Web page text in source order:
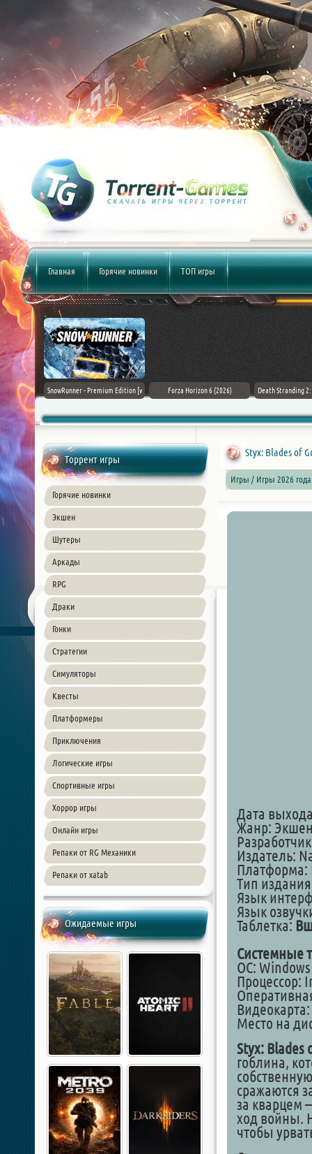
Главная Горячие новинки ТОП игры
Flag
PC
SnowRunner - Premium Edition [v
Forza Horizon 6 (2026) Death Stranding
Торрент игры
Горячие новинки
Экшен
Шутеры
Аркады
RPG
Драки
Гонки
Стратегии
Симуляторы
Квесты
Платформеры
Приключения
Логические игры
Спортивные игры
Хоррор игры
Онлайн игры
Репаки от RG Механики
Репаки от xatab
Ожидаемые игры
Styx: Blades of
Игры / Игры 2026
Дата
Жанр:
Издатель:
Платформа:
Тип
Язык
Язык
Таблетка:
Системные
ОС: Windows
Процессор:
Видеокарта:
Место на
Styx: Blades
гоблина,
сражаются
за кварцем
ход войны.
чтобы